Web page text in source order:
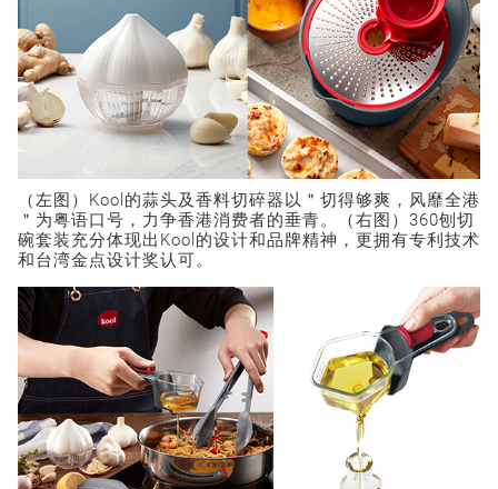
（左图）Kool的蒜头及香料切碎器以＂切得够爽，风靡全港
＂为粤语口号，力争香港消费者的垂青。（右图）360刨切
碗套装充分体现出Kool的设计和品牌精神，更拥有专利技术
和台湾金点设计奖认可。